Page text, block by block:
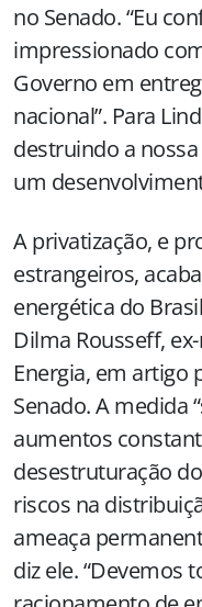
no Senado. “Eu
impressionado
Governo em
nacional”. Para
destruindo a
um
A privatização, e
estrangeiros,
energética do
Dilma Rousseff,
Energia, em artigo
Senado. A medida
aumentos
desestruturação
riscos na
ameaça
diz ele. “Devemos